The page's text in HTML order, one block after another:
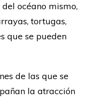
océano mismo,
tortugas,
que se pueden
de las que se
la atracción